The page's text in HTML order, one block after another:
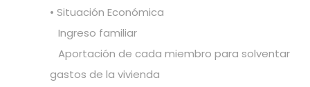
• Situación Económica
Ingreso familiar
Aportación de cada miembro para solventar
gastos de la vivienda